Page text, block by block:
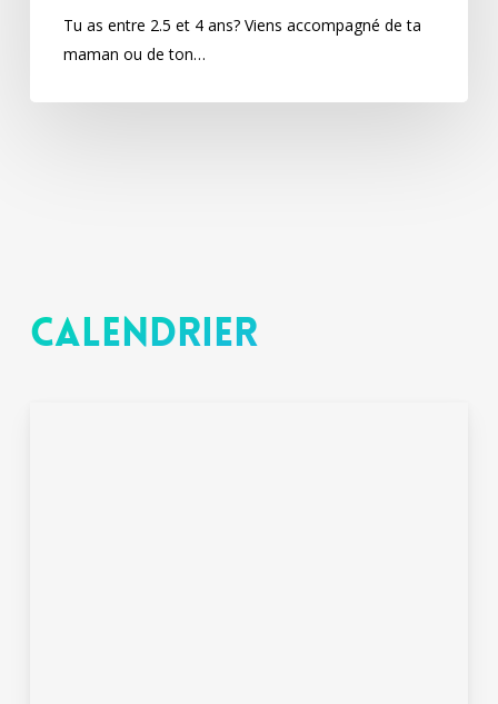
Tu as entre 2.5 et 4 ans? Viens accompagné de ta
maman ou de ton…
Calendrier